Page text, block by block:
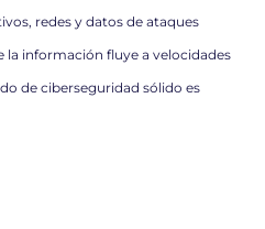
redes y datos de ataques
información fluye a velocidades
de ciberseguridad sólido es